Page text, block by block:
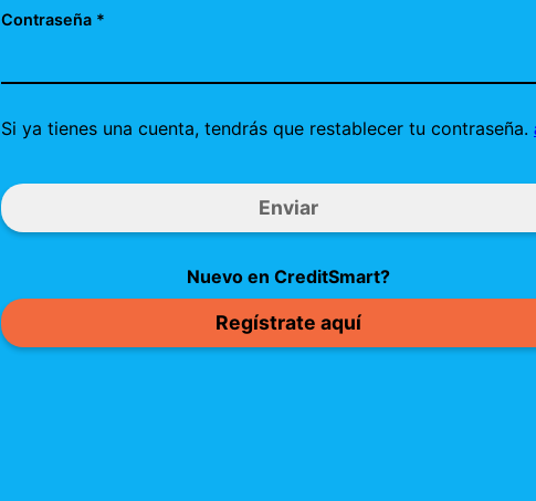
Contraseña *
Si ya tienes una cuenta, tendrás que restablecer tu contraseña.
Nuevo en CreditSmart?
Regístrate aquí